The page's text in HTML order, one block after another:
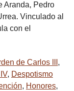
Aranda, Pedro
Vinculado al
con el
de Carlos III ,
, Despotismo
, Honores,